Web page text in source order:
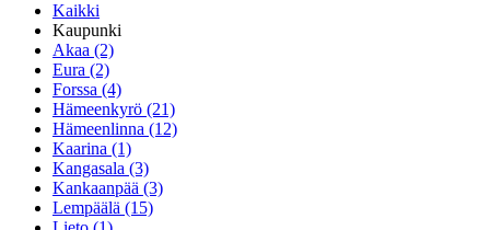
Kaikki
Kaupunki
Akaa (2)
Eura (2)
Forssa (4)
Hämeenkyrö (21)
Hämeenlinna (12)
Kaarina (1)
Kangasala (3)
Kankaanpää (3)
Lempäälä (15)